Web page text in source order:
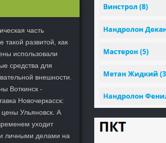
часть
такой развитой, как
использовали
средства для
внешности.
Воткинск -
Новочеркасск:
Ульяновск. А
уходит
личными делами на